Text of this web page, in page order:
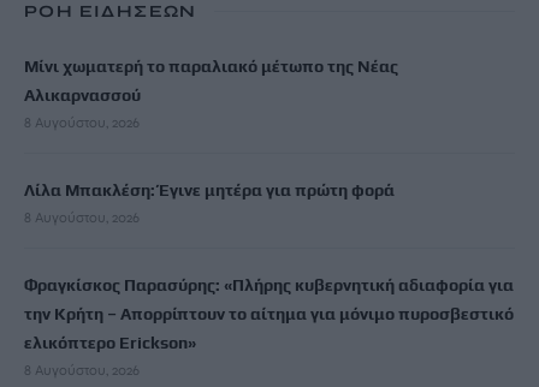
ΡΟΗ ΕΙΔΗΣΕΩΝ
Μίνι χωματερή το παραλιακό μέτωπο της Νέας
Αλικαρνασσού
8 Αυγούστου, 2026
Λίλα Μπακλέση: Έγινε μητέρα για πρώτη φορά
8 Αυγούστου, 2026
Φραγκίσκος Παρασύρης: «Πλήρης κυβερνητική αδιαφορία για
την Κρήτη – Απορρίπτουν το αίτημα για μόνιμο πυροσβεστικό
ελικόπτερο Erickson»
8 Αυγούστου, 2026